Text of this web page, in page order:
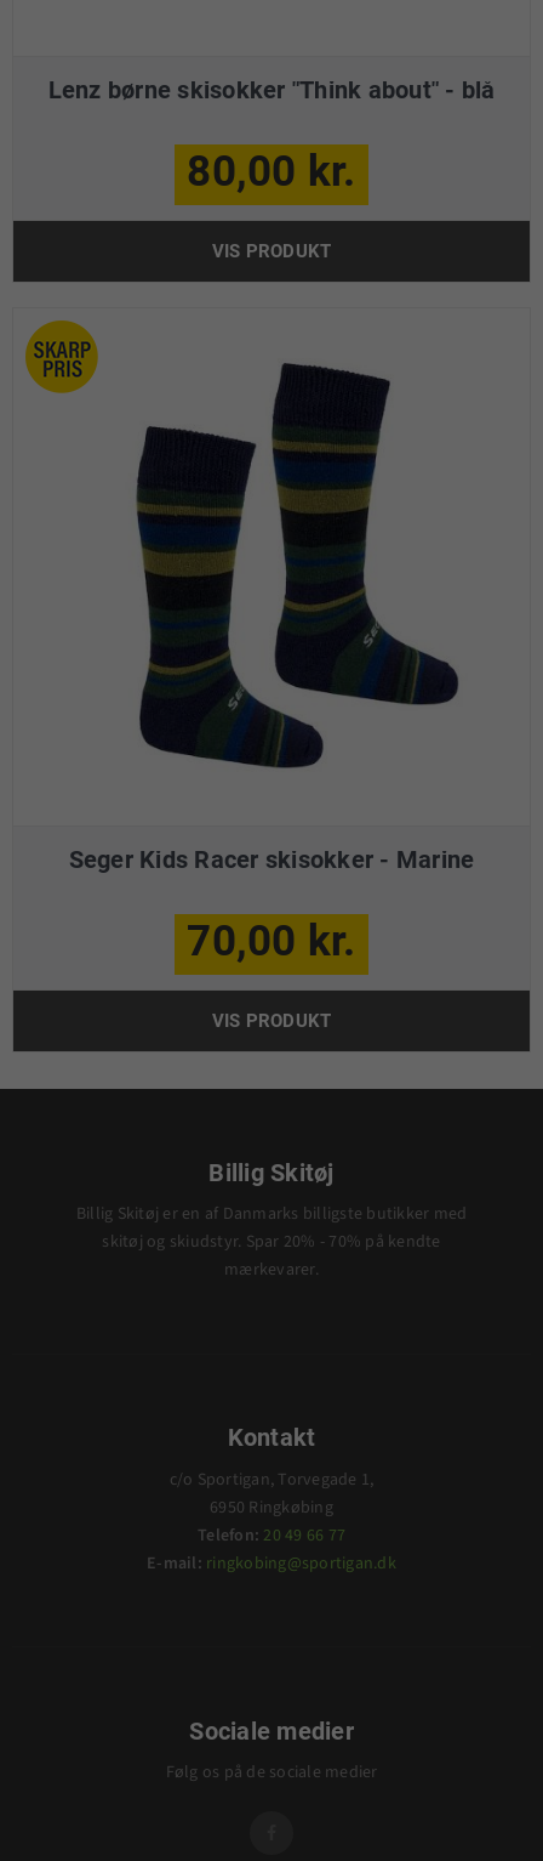
Lenz børne skisokker "Think about" - blå
80,00 kr.
VIS PRODUKT
Seger Kids Racer skisokker - Marine
70,00 kr.
VIS PRODUKT
Billig Skitøj
Billig Skitøj er en af Danmarks billigste butikker med
skitøj og skiudstyr. Spar 20% - 70% på kendte
mærkevarer.
Kontakt
c/o Sportigan, Torvegade 1,
6950 Ringkøbing
Telefon: 20 49 66 77
E-mail: ringkobing@sportigan.dk
Sociale medier
Følg os på de sociale medier